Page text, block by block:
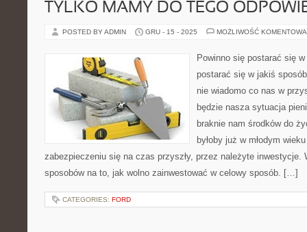
TYLKO MAMY DO TEGO
POSTED BY ADMIN GRU - 15 - 2025 MOŻLIWOŚĆ
Powinno się postarać się
postarać się w jakiś
nie wiadomo co nas w
będzie nasza sytuacja
braknie nam środków do
byłoby już w młodym
zabezpieczeniu się na czas przyszły, przez należyte inwestycje.
sposobów na to, jak wolno zainwestować w celowy sposób. […]
CATEGORIES: FORD